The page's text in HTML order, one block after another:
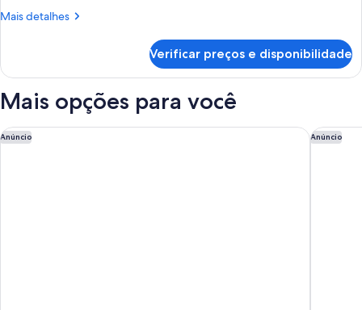
sacada
Mais detalhes
Mais
2
sacada
Verificar preços e disponibilidade
Mais opções para você
Anúncio
Marriott's Desert Springs Villas II Anúncio